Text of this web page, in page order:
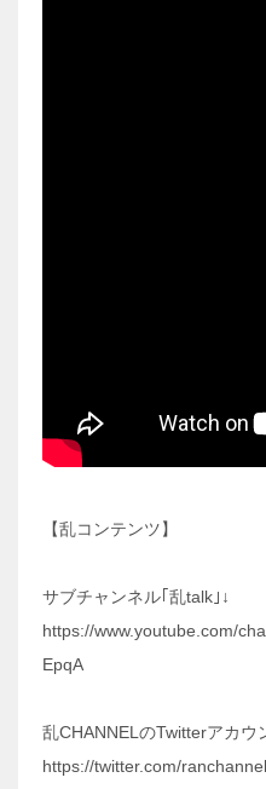
【乱コンテンツ】
サブチャンネル｢乱talk｣↓
https://www.youtube.com/
EpqA
乱CHANNELのTwitterアカウ
https://twitter.com/